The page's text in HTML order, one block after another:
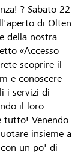
?‍ Sabato 22
di Olten
della nostra
«Accesso
scoprire il
e conoscere
i servizi di
il loro
tutto! Venendo
insieme a
un po' di